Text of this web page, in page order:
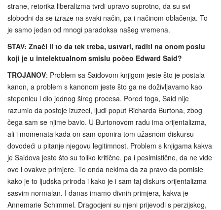
strane, retorika liberalizma tvrdi upravo suprotno, da su svi
slobodni da se izraze na svaki način, pa i načinom oblačenja. To
je samo jedan od mnogi paradoksa našeg vremena.
STAV: Znači li to da tek treba, ustvari, raditi na onom poslu
koji je u intelektualnom smislu počeo Edward Said?
TROJANOV: Problem sa Saidovom knjigom jeste što je postala
kanon, a problem s kanonom jeste što ga ne doživljavamo kao
stepenicu i dio jednog šireg procesa. Pored toga, Said nije
razumio da postoje izuzeci, ljudi poput Richarda Burtona, zbog
čega sam se njime bavio. U Burtonovom radu ima orijentalizma,
ali i momenata kada on sam oponira tom užasnom diskursu
dovodeći u pitanje njegovu legitimnost. Problem s knjigama kakva
je Saidova jeste što su toliko kritične, pa i pesimistične, da ne vide
ove i ovakve primjere. To onda nekima da za pravo da pomisle
kako je to ljudska priroda i kako je i sam taj diskurs orijentalizma
sasvim normalan. I danas imamo divnih primjera, kakva je
Annemarie Schimmel. Dragocjeni su njeni prijevodi s perzijskog,